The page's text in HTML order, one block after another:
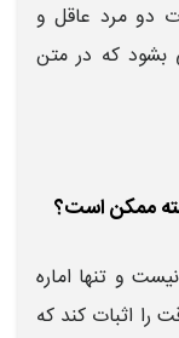
دو مرد عاقل و
بشود که در متن
و تنها اماره
را اثبات کند که